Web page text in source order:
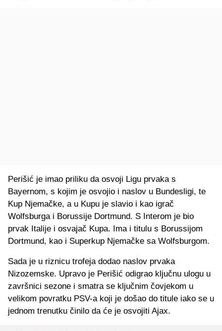
Perišić je imao priliku da osvoji Ligu prvaka s
Bayernom, s kojim je osvojio i naslov u Bundesligi, te
Kup Njemačke, a u Kupu je slavio i kao igrač
Wolfsburga i Borussije Dortmund. S Interom je bio
prvak Italije i osvajač Kupa. Ima i titulu s Borussijom
Dortmund, kao i Superkup Njemačke sa Wolfsburgom.
Sada je u riznicu trofeja dodao naslov prvaka
Nizozemske. Upravo je Perišić odigrao ključnu ulogu u
završnici sezone i smatra se ključnim čovjekom u
velikom povratku PSV-a koji je došao do titule iako se u
jednom trenutku činilo da će je osvojiti Ajax.